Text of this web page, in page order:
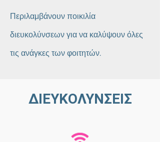
Περιλαμβάνουν ποικιλία
διευκολύνσεων για να καλύψουν όλες
τις ανάγκες των φοιτητών.
ΔΙΕΥΚΟΛΥΝΣΕΙΣ